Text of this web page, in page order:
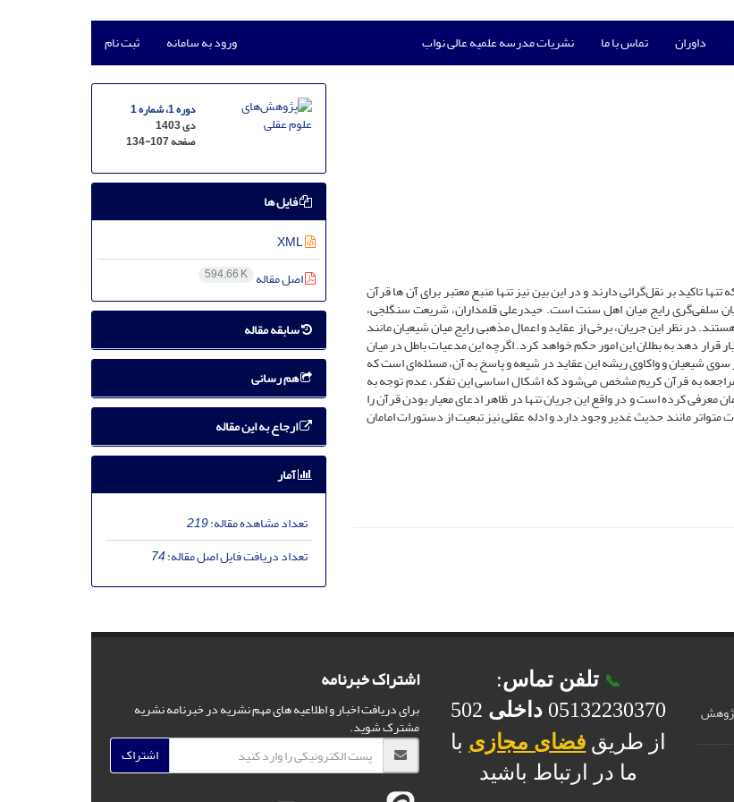
داوران تماس با ما نشریات مدرسه علمیه عالی نواب ورود به سامانه ثبت نام
تاکید بر نقل‌گرائی دارند و در این بین نیز تنها منبع معتبر برای آن ها قرآن
سلفی‌گری رایج میان اهل سنت است. حیدرعلی قلمداران، شریعت سنگلجی،
در نظر این جریان، برخی از عقاید و اعمال مذهبی رایج میان شیعیان مانند
قرار دهد به بطلان این امور حکم خواهد کرد. اگرچه این مدعیات باطل در میان
شیعیان و واکاوی ریشه این عقاید در شیعه و پاسخ به آن، مسئله‌ای است که
مراجعه به قرآن کریم مشخص می‌شود که اشکال اساسی این تفکر، عدم توجه به
معرفی کرده است و در واقع این جریان تنها در ظاهر ادعای معیار بودن قرآن را
مانند حدیث غدیر وجود دارد و ادله عقلی نیز تبعیت از دستورات امامان
دوره 1، شماره 1
دی 1403
صفحه134-107
فایل ها
XML
اصل مقاله 594.66 K
سابقه مقاله
هم رسانی
ارجاع به این مقاله
آمار
تعداد مشاهده مقاله:219
تعداد دریافت فایل اصل مقاله:74
📞 تلفن تماس:
05132230370 داخلی
از طریق فضای مجازی با
ما در ارتباط باشید
اشتراک خبرنامه
برای دریافت اخبار و اطلاعیه های مهم نشریه در خبرنامه نشریه
مشترک شوید.
اشتراک